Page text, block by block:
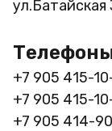
ул.Батайская
+7 905 415-
+7 905 415-
+7 905 414-